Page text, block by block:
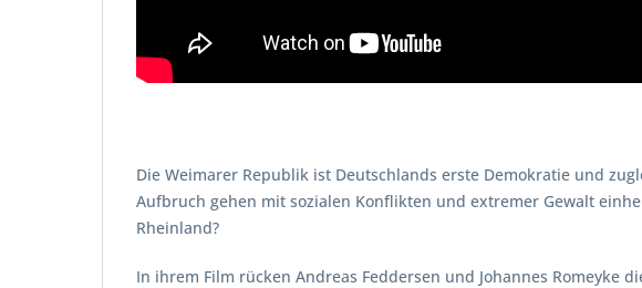
Die Weimarer Republik ist Deutschlands erste Demokratie und
Aufbruch gehen mit sozialen Konflikten und extremer Gewalt
Rheinland?
In ihrem Film rücken Andreas Feddersen und Johannes